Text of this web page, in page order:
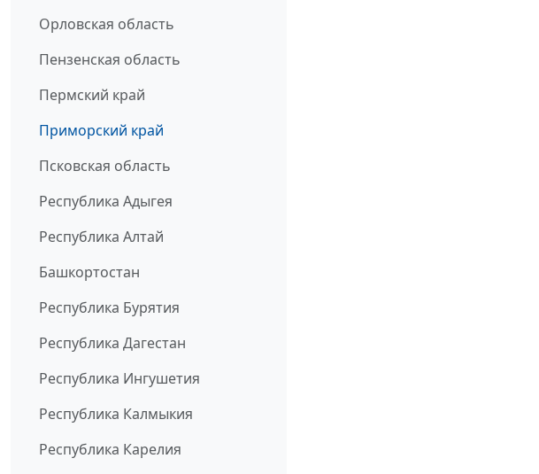
Орловская область
Пензенская область
Пермский край
Приморский край
Псковская область
Республика Адыгея
Республика Алтай
Башкортостан
Республика Бурятия
Республика Дагестан
Республика Ингушетия
Республика Калмыкия
Республика Карелия